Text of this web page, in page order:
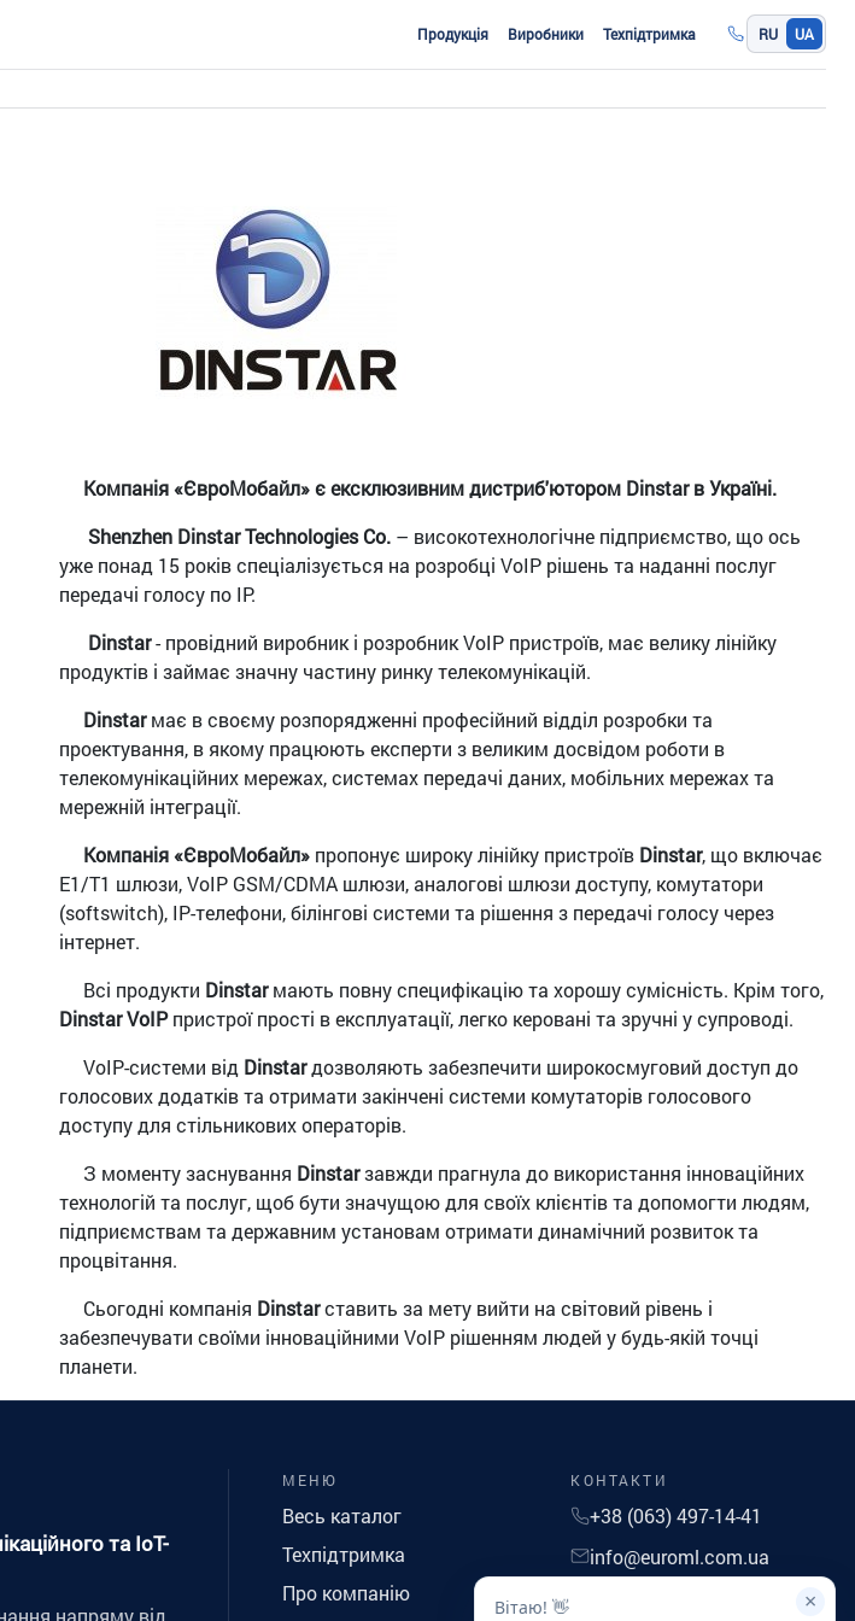
Продукція Виробники Техпідтримка RU UA
Компанія «ЄвроМобайл» є ексклюзивним дистриб'ютором Dinstarв Україні.
Shenzhen Dinstar Technologies Co. – високотехнологічне підприємство, що ось
уже понад 15 років спеціалізується на розробці VoIP рішень та наданні послуг
передачі голосу по IP.
Dinstar- провідний виробник і розробник VoIP пристроїв, має велику лінійку
продуктів і займає значну частину ринку телекомунікацій.
Dinstarмає в своєму розпорядженні професійний відділ розробки та
проектування, в якому працюють експерти з великим досвідом роботи в
телекомунікаційних мережах, системах передачі даних, мобільних мережах та
мережній інтеграції.
Компанія «ЄвроМобайл» пропонує широку лінійку пристроїв Dinstar, що включає
E1/T1 шлюзи, VoIP GSM/CDMA шлюзи, аналогові шлюзи доступу, комутатори
(softswitch), IP-телефони, білінгові системи та рішення з передачі голосу через
інтернет.
Всі продукти Dinstarмають повну специфікацію та хорошу сумісність. Крім того,
Dinstar VoIPпристрої прості в експлуатації, легко керовані та зручні у супроводі.
VoIP-системи від Dinstarдозволяють забезпечити широкосмуговий доступ до
голосових додатків та отримати закінчені системи комутаторів голосового
доступу для стільникових операторів.
З моменту заснування Dinstarзавжди прагнула до використання інноваційних
технологій та послуг, щоб бути значущою для своїх клієнтів та допомогти людям,
підприємствам та державним установам отримати динамічний розвиток та
процвітання.
Сьогодні компанія Dinstarставить за мету вийти на світовий рівень і
забезпечувати своїми інноваційними VoIP рішенням людей у ​​будь-якій точці
планети.
та IoT-
напряму від
МЕНЮ
Весь каталог
Техпідтримка
Про компанію
КОНТАКТИ
+38 (063) 497-14-41
info@euroml.com.ua
Вітаю! 👋 ×